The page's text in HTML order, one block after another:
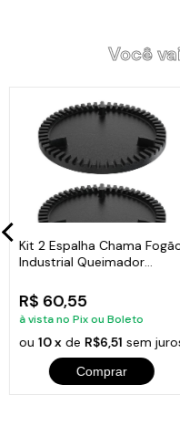
Características Técnicas:
Material: Ferro Fundido.
Diâmetro Total: 11cm.
Peso: 0,327Kg cada.
Itens Inclusos:
03 Espalha Chama Fogão
Código:91787X3LB
Você
Kit 2 Espalha Chama
Industrial Queimador
R$ 60,55
à vista no Pix ou Boleto
ou 10 xde R$6,51 sem
Comprar